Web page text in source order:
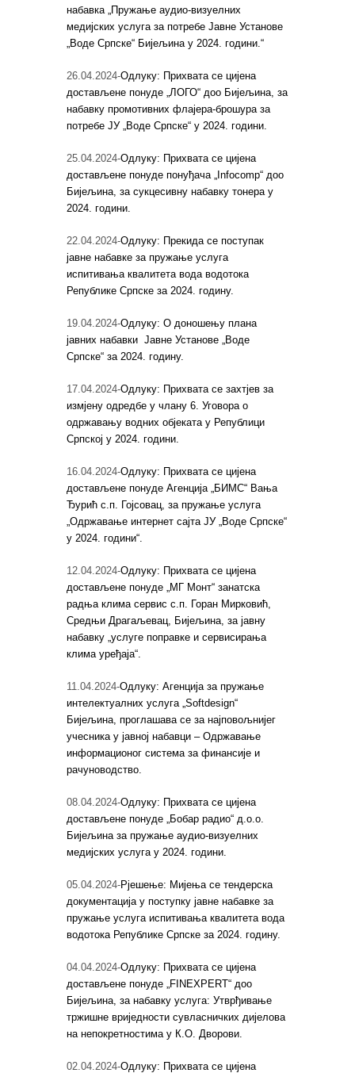
набавка „Пружање аудио-визуелних
медијских услуга за потребе Јавне Установе
„Воде Српске“ Бијељина у 2024. години.“
26.04.2024-Одлуку: Прихвата се цијена
достављене понуде „ЛОГО“ доо Бијељина, за
набавку промотивних флајера-брошура за
потребе ЈУ „Воде Српске“ у 2024. години.
25.04.2024-Одлуку: Прихвата се цијена
достављене понуде понуђача „Infocomp“ доо
Бијељина, за сукцесивну набавку тонера у
2024. години.
22.04.2024-Одлуку: Прекида се поступак
јавне набавке за пружање услуга
испитивања квалитета вода водотока
Републике Српске за 2024. годину.
19.04.2024-Одлуку: О доношењу плана
јавних набавки Јавне Установе „Воде
Српске“ за 2024. годину.
17.04.2024-Одлуку: Прихвата се захтјев за
измјену одредбе у члану 6. Уговора о
одржавању водних објеката у Републици
Српској у 2024. години.
16.04.2024-Одлуку: Прихвата се цијена
достављене понуде Агенција „БИМС“ Вања
Ђурић с.п. Гојсовац, за пружање услуга
„Одржавање интернет сајта ЈУ „Воде Српске“
у 2024. години“.
12.04.2024-Одлуку: Прихвата се цијена
достављене понуде „МГ Монт“ занатска
радња клима сервис с.п. Горан Мирковић,
Средњи Драгаљевац, Бијељина, за јавну
набавку „услуге поправке и сервисирања
клима уређаја“.
11.04.2024-Одлуку: Агенција за пружање
интелектуалних услуга „Softdesign“
Бијељина, проглашава се за најповољнијег
учесника у јавној набавци – Одржавање
информационог система за финансије и
рачуноводство.
08.04.2024-Одлуку: Прихвата се цијена
достављене понуде „Бобар радио“ д.о.о.
Бијељина за пружање аудио-визуелних
медијских услуга у 2024. години.
05.04.2024-Рјешење: Мијења се тендерска
документација у поступку јавне набавке за
пружање услуга испитивања квалитета вода
водотока Републике Српске за 2024. годину.
04.04.2024-Одлуку: Прихвата се цијена
достављене понуде „FINEXPERT“ доо
Бијељина, за набавку услуга: Утврђивање
тржишне вриједности сувласничких дијелова
на непокретностима у К.О. Дворови.
02.04.2024-Одлуку: Прихвата се цијена